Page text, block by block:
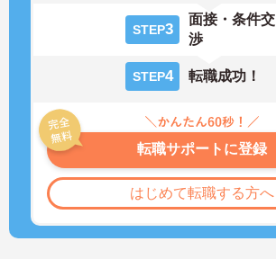
STEP3
面接・条件交
渉
STEP4 転職成功！
転職サポートに登録
はじめて転職する方へ